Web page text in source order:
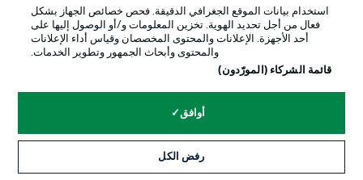
© 2026 Bundesliga-Gruppe GmbH
وضع شاشة العرض
استخدام بيانات الموقع الجغرافي الدقيقة. فحص خصائص الجهاز بشكل
فعال من أجل تحديد الهوية. تخزين المعلومات و/أو الوصول إليها على
أحد الأجهزة. الإعلانات والمحتوى المخصصان وقياس أداء الإعلانات
والمحتوى وأبحاث الجمهور وتطوير الخدمات.
قائمة الشركاء (المورّدون)
أوافق
رفض الكل